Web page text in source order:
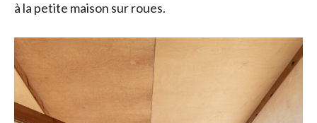
à la petite maison sur roues.